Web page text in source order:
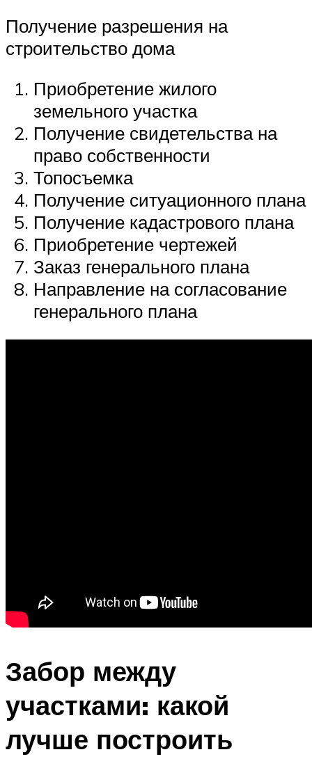
Получение разрешения на
строительство дома
Приобретение жилого
земельного участка
Получение свидетельства на
право собственности
Топосъемка
Получение ситуационного плана
Получение кадастрового плана
Приобретение чертежей
Заказ генерального плана
Направление на согласование
генерального плана
Забор между
участками: какой
лучше построить